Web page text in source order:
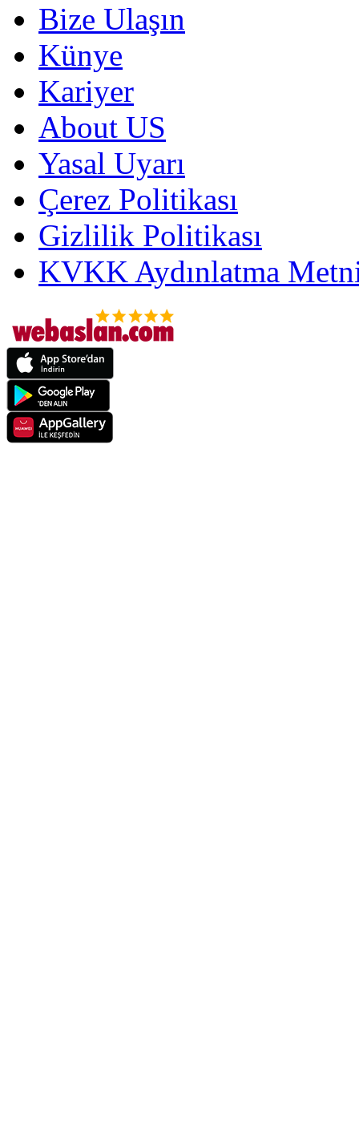
Bize Ulaşın
Künye
Kariyer
About US
Yasal Uyarı
Çerez Politikası
Gizlilik Politikası
KVKK Aydınlatma